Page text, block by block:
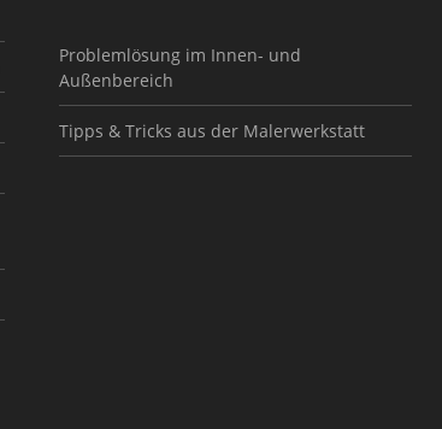
Problemlösung im Innen- und
Außenbereich
Tipps & Tricks aus der Malerwerkstatt